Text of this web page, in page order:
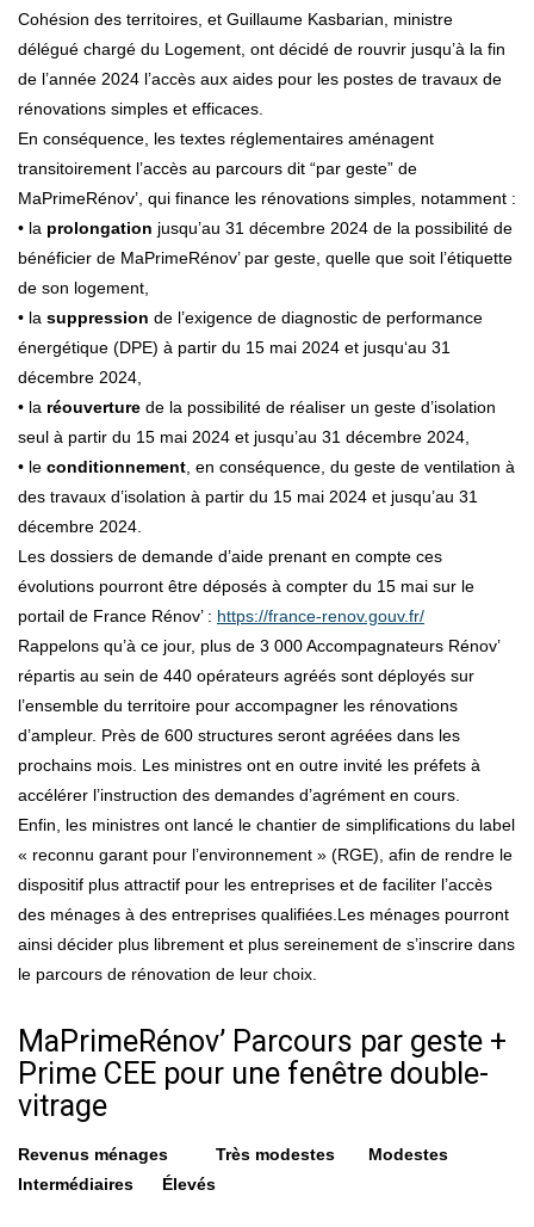
Cohésion des territoires, et Guillaume Kasbarian, ministre
délégué chargé du Logement, ont décidé de rouvrir jusqu’à la fin
de l’année 2024 l’accès aux aides pour les postes de travaux de
rénovations simples et efficaces.
En conséquence, les textes réglementaires aménagent
transitoirement l’accès au parcours dit “par geste” de
MaPrimeRénov’, qui finance les rénovations simples, notamment :
• la prolongation jusqu’au 31 décembre 2024 de la possibilité de
bénéficier de MaPrimeRénov’ par geste, quelle que soit l’étiquette
de son logement,
• la suppression de l’exigence de diagnostic de performance
énergétique (DPE) à partir du 15 mai 2024 et jusqu‘au 31
décembre 2024,
• la réouverture de la possibilité de réaliser un geste d’isolation
seul à partir du 15 mai 2024 et jusqu’au 31 décembre 2024,
• le conditionnement , en conséquence, du geste de ventilation à
des travaux d’isolation à partir du 15 mai 2024 et jusqu’au 31
décembre 2024.
Les dossiers de demande d’aide prenant en compte ces
évolutions pourront être déposés à compter du 15 mai sur le
portail de France Rénov’ : https://france-renov.gouv.fr/
Rappelons qu’à ce jour, plus de 3 000 Accompagnateurs Rénov’
répartis au sein de 440 opérateurs agréés sont déployés sur
l’ensemble du territoire pour accompagner les rénovations
d’ampleur. Près de 600 structures seront agréées dans les
prochains mois. Les ministres ont en outre invité les préfets à
accélérer l’instruction des demandes d’agrément en cours.
Enfin, les ministres ont lancé le chantier de simplifications du label
« reconnu garant pour l’environnement » (RGE), afin de rendre le
dispositif plus attractif pour les entreprises et de faciliter l’accès
des ménages à des entreprises qualifiées.Les ménages pourront
ainsi décider plus librement et plus sereinement de s’inscrire dans
le parcours de rénovation de leur choix.
MaPrimeRénov’ Parcours par geste +
Prime CEE pour une fenêtre double-
vitrage
Revenus ménages Très modestes Modestes
Intermédiaires Élevés